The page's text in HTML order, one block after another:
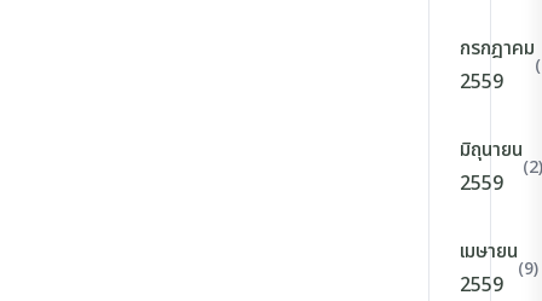
กรกฎาคม
2559
มิถุนายน
2559
(2)
เมษายน
2559
(9)